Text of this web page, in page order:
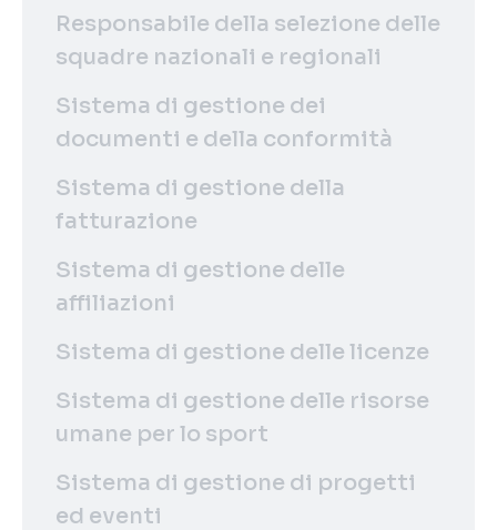
Responsabile della selezione delle
squadre nazionali e regionali
Sistema di gestione dei
documenti e della conformità
Sistema di gestione della
fatturazione
Sistema di gestione delle
affiliazioni
Sistema di gestione delle licenze
Sistema di gestione delle risorse
umane per lo sport
Sistema di gestione di progetti
ed eventi